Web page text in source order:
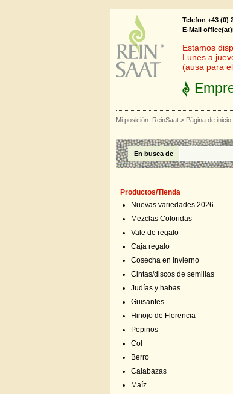
Telefon +43 (0)
E-Mail
Estamos
Lunes a
(ausa para
Mi posición: ReinSaat > Página de inicio
En busca de
Productos/Tienda
Nuevas variedades 2026
Mezclas Coloridas
Vale de regalo
Caja regalo
Cosecha en invierno
Cintas/discos de semillas
Judías y habas
Guisantes
Hinojo de Florencia
Pepinos
Col
Berro
Calabazas
Maíz